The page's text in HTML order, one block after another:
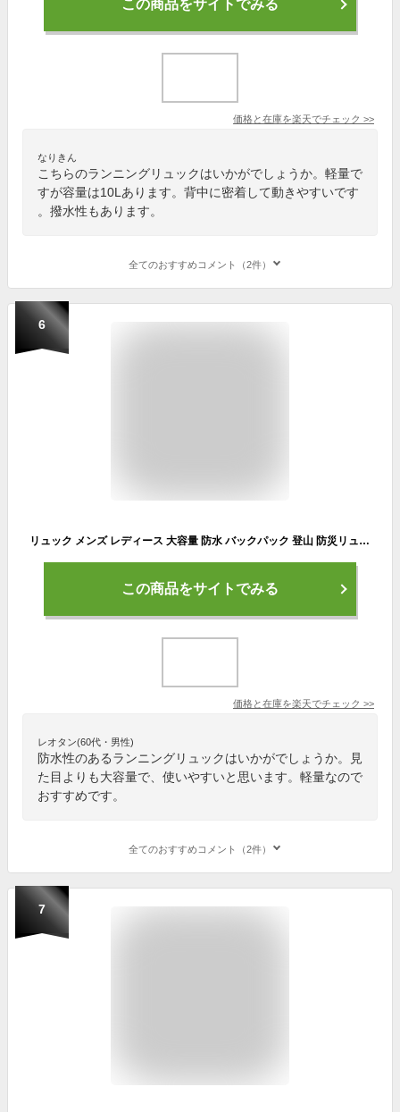
この商品をサイトでみる
価格と在庫を楽天でチェック >>
なりきん
こちらのランニングリュックはいかがでしょうか。軽量で
すが容量は10Lあります。背中に密着して動きやすいです
。撥水性もあります。
全てのおすすめコメント（2件）
6
リュック メンズ レディース 大容量 防水 バックパック 登山 防災リュック キャンプ 携帯リュック 軽量 自転車 マウンテンバイク ハイドレーションバッグ サイクリング イクル リュックサック ランニング リュック サイクルバッグ
この商品をサイトでみる
価格と在庫を楽天でチェック >>
レオタン(60代・男性)
防水性のあるランニングリュックはいかがでしょうか。見
た目よりも大容量で、使いやすいと思います。軽量なので
おすすめです。
全てのおすすめコメント（2件）
7